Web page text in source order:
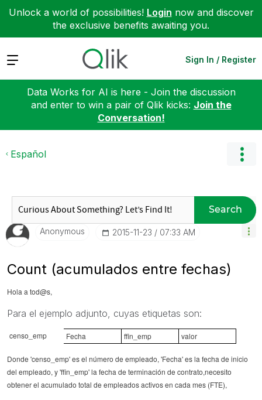
Unlock a world of possibilities! Login now and discover
the exclusive benefits awaiting you.
Expand Sign In / Register
Data Works for AI is here - Join the discussion
and enter to win a pair of Qlik kicks: Join the
Conversation!
Español
Search
Anonymous ‎2015-11-23 07:33 AM
Count (acumulados entre fechas)
Hola a tod@s,
Para el ejemplo adjunto, cuyas etiquetas son:
censo_emp Fecha ffin_emp valor
Donde 'censo_emp' es el número de empleado, 'Fecha' es la fecha de inicio
del empleado, y 'ffin_emp' la fecha de terminación de contrato,necesito
obtener el acumulado total de empleados activos en cada mes (FTE),